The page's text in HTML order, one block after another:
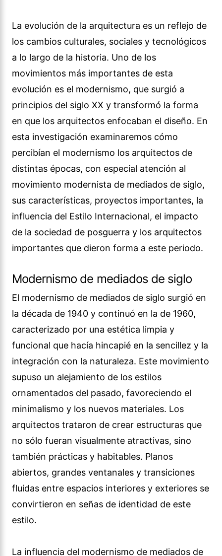
La evolución de la arquitectura es un reflejo de
los cambios culturales, sociales y tecnológicos
a lo largo de la historia. Uno de los
movimientos más importantes de esta
evolución es el modernismo, que surgió a
principios del siglo XX y transformó la forma
en que los arquitectos enfocaban el diseño. En
esta investigación examinaremos cómo
percibían el modernismo los arquitectos de
distintas épocas, con especial atención al
movimiento modernista de mediados de siglo,
sus características, proyectos importantes, la
influencia del Estilo Internacional, el impacto
de la sociedad de posguerra y los arquitectos
importantes que dieron forma a este periodo.
Modernismo de mediados de siglo
El modernismo de mediados de siglo surgió en
la década de 1940 y continuó en la de 1960,
caracterizado por una estética limpia y
funcional que hacía hincapié en la sencillez y la
integración con la naturaleza. Este movimiento
supuso un alejamiento de los estilos
ornamentados del pasado, favoreciendo el
minimalismo y los nuevos materiales. Los
arquitectos trataron de crear estructuras que
no sólo fueran visualmente atractivas, sino
también prácticas y habitables. Planos
abiertos, grandes ventanales y transiciones
fluidas entre espacios interiores y exteriores se
convirtieron en señas de identidad de este
estilo.
La influencia del modernismo de mediados de